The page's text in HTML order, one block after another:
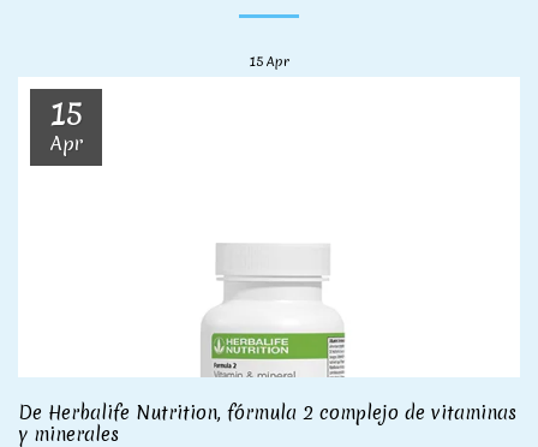
15 Apr
15
Apr
De Herbalife Nutrition, fórmula 2 complejo de vitaminas
y minerales